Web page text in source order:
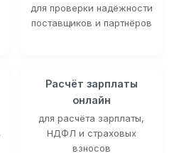
для проверки надёжности
поставщиков и партнёров
Расчёт зарплаты
онлайн
для расчёта зарплаты,
НДФЛ и страховых
взносов